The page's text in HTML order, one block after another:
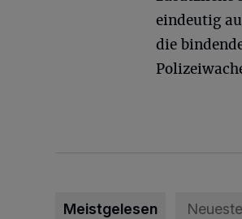
eindeutig
die
Meistgelesen